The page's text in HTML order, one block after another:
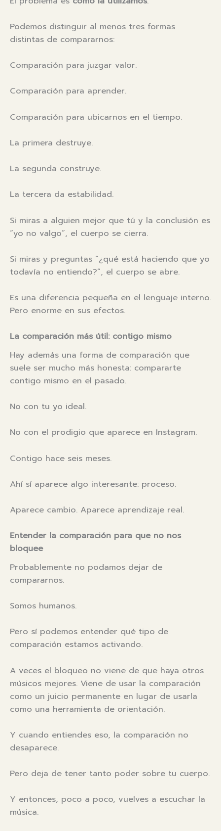
Podemos distinguir al menos tres formas
distintas de compararnos:
Comparación para juzgar valor.
Comparación para aprender.
Comparación para ubicarnos en el tiempo.
La primera destruye.
La segunda construye.
La tercera da estabilidad.
Si miras a alguien mejor que tú y la conclusión es
“yo no valgo”, el cuerpo se cierra.
Si miras y preguntas “¿qué está haciendo que yo
todavía no entiendo?”, el cuerpo se abre.
Es una diferencia pequeña en el lenguaje interno.
Pero enorme en sus efectos.
La comparación más útil: contigo mismo
Hay además una forma de comparación que
suele ser mucho más honesta: compararte
contigo mismo en el pasado.
No con tu yo ideal.
No con el prodigio que aparece en Instagram.
Contigo hace seis meses.
Ahí sí aparece algo interesante: proceso.
Aparece cambio. Aparece aprendizaje real.
Entender la comparación para que no nos
bloquee
Probablemente no podamos dejar de
compararnos.
Somos humanos.
Pero sí podemos entender qué tipo de
comparación estamos activando.
A veces el bloqueo no viene de que haya otros
músicos mejores. Viene de usar la comparación
como un juicio permanente en lugar de usarla
como una herramienta de orientación.
Y cuando entiendes eso, la comparación no
desaparece.
Pero deja de tener tanto poder sobre tu cuerpo.
Y entonces, poco a poco, vuelves a escuchar la
música.